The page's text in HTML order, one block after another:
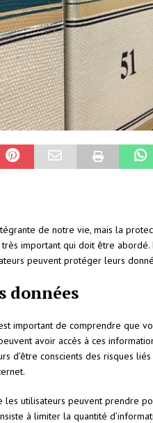
de notre vie, mais la
très important qui doit être
peuvent protéger leurs
données
important de comprendre que
avoir accès à ces
d’être conscients des risques
utilisateurs peuvent prendre
à limiter la quantité